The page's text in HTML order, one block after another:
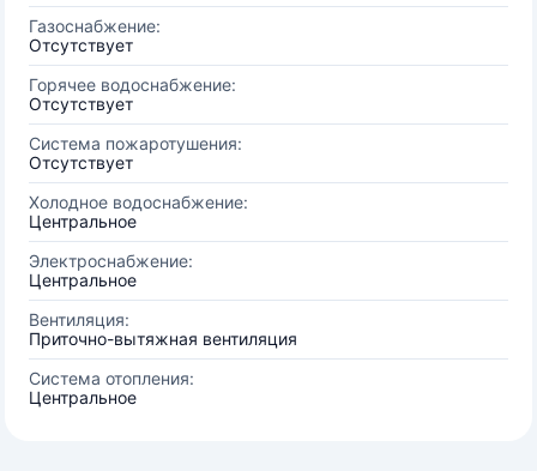
Газоснабжение:
Отсутствует
Горячее водоснабжение:
Отсутствует
Система пожаротушения:
Отсутствует
Холодное водоснабжение:
Центральное
Электроснабжение:
Центральное
Вентиляция:
Приточно-вытяжная вентиляция
Система отопления:
Центральное